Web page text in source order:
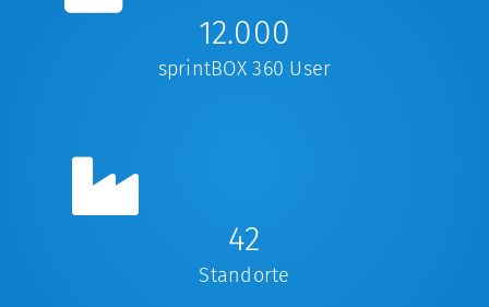
12.000
sprintBOX 360 User
42
Standorte